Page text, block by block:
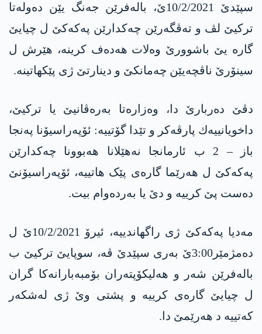
سپێدێ 10/2/2021ێ، باله‌فرێن جه‌نگ یێن ده‌وله‌تا
تركیێ لڤ و ته‌ڤگه‌رێن چه‌كدارێن په‌كه‌كێ ل چیایێ
گاره‌ یێ باشوورێ وه‌لات هه‌ده‌ف كرینه‌، هێرش ل
سینۆرێ ناڤچه‌یێن چه‌مانكێ و دینارتێ ژی پێكهاتینه‌.
دڤێ ده‌ربارێ دا، وه‌زاره‌تا به‌ره‌ڤانیێ یا تركیێ،
داخویانییه‌ك پارڤه‌كر و تێدا‌ گۆتییه‌: ئۆپەراسیۆنا پەنجا
باز – 2 ب ئارمانجا نه‌هێلانا ھەبوونا چەکدارێن
په‌كه‌كێ ل ھەرێما گارەی پێک ھاتییە، ئۆپەراسیۆنێ
دەست پێ کرییە و دێ یا بەردەوام بیت.
مه‌دیا په‌كه‌كێ ژی راگھاندییە، ئیرۆ 10/2/2021ێ ل
ده‌مژمێر3:00ێ بەری سپێدێ ڤە، سوپایێ ترکیێ ب
بالەفرێن شەر و ھەلیکۆپتەران بۆمبەبارانەکا گران
ل چیایێ گارەی كرییه‌ و پشتی وێ ژی لەشکەر
كه‌تییه‌ د ھەرێمێ دا.